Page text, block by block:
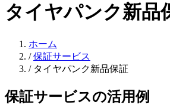
タイヤパンク新品
ホーム
/ 保証サービス
/ タイヤパンク新品保証
保証サービスの活用例